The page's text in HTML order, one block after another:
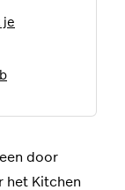
je
door
het Kitchen